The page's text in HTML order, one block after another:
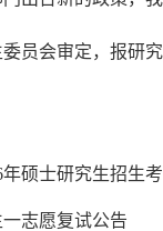
委员会审定，报
年硕士研究生招生
志愿复试公告